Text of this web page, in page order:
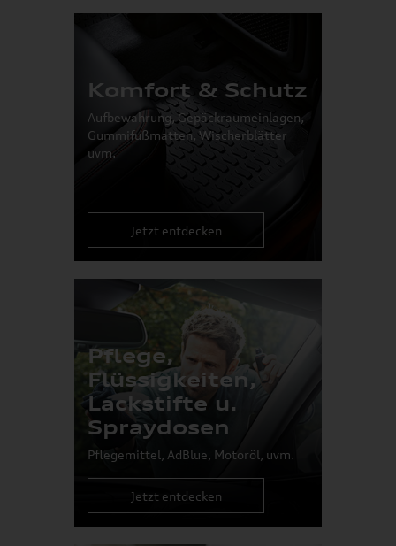
Komfort & Schutz
Aufbewahrung, Gepäckraumeinlagen,
Gummifußmatten, Wischerblätter
uvm.
Jetzt entdecken
Pflege,
Flüssigkeiten,
Lackstifte u.
Spraydosen
Pflegemittel, AdBlue, Motoröl, uvm.
Jetzt entdecken